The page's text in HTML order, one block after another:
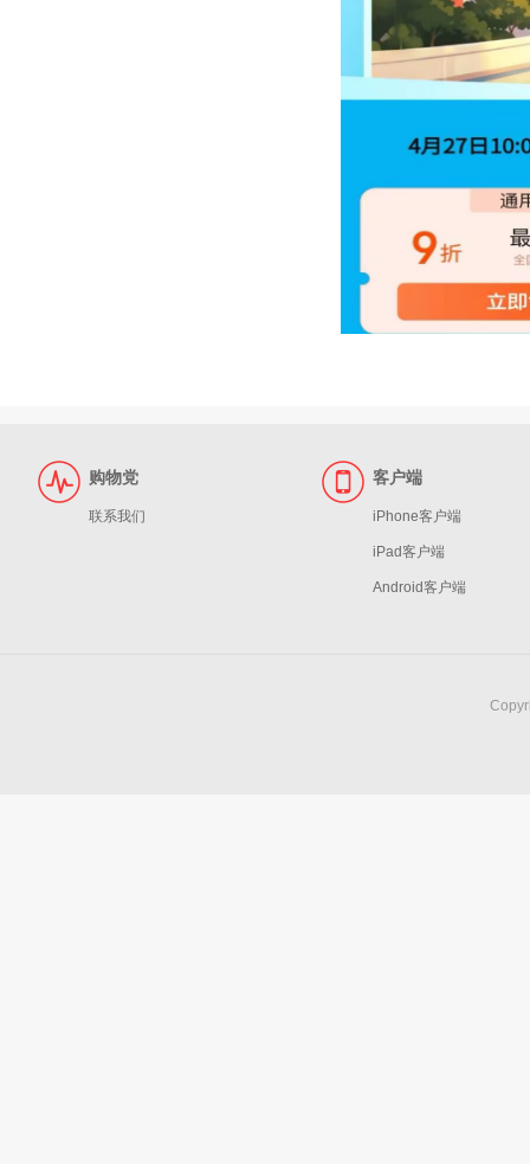
购物党
联系我们
客户端
iPhone客户端
iPad客户端
Android客户端